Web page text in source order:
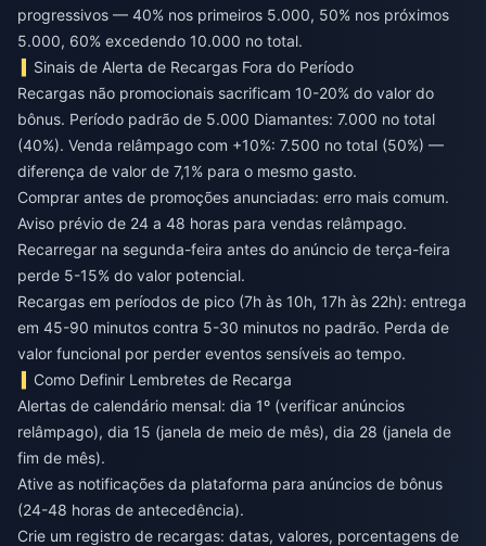
progressivos — 40% nos primeiros 5.000, 50% nos próximos
5.000, 60% excedendo 10.000 no total.
Sinais de Alerta de Recargas Fora do Período
Recargas não promocionais sacrificam 10-20% do valor do
bônus. Período padrão de 5.000 Diamantes: 7.000 no total
(40%). Venda relâmpago com +10%: 7.500 no total (50%) —
diferença de valor de 7,1% para o mesmo gasto.
Comprar antes de promoções anunciadas: erro mais comum.
Aviso prévio de 24 a 48 horas para vendas relâmpago.
Recarregar na segunda-feira antes do anúncio de terça-feira
perde 5-15% do valor potencial.
Recargas em períodos de pico (7h às 10h, 17h às 22h): entrega
em 45-90 minutos contra 5-30 minutos no padrão. Perda de
valor funcional por perder eventos sensíveis ao tempo.
Como Definir Lembretes de Recarga
Alertas de calendário mensal: dia 1º (verificar anúncios
relâmpago), dia 15 (janela de meio de mês), dia 28 (janela de
fim de mês).
Ative as notificações da plataforma para anúncios de bônus
(24-48 horas de antecedência).
Crie um registro de recargas: datas, valores, porcentagens de